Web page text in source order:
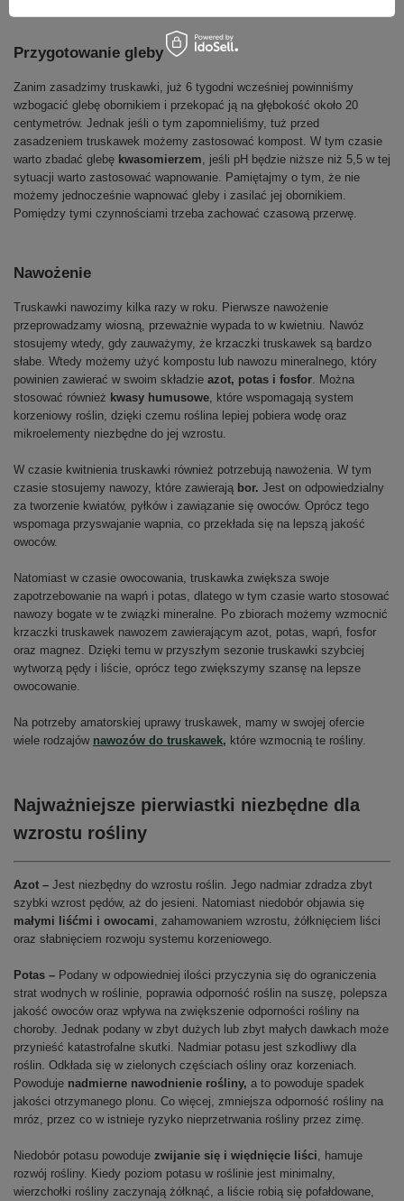
Przygotowanie gleby
Zanim zasadzimy truskawki, już 6 tygodni wcześniej powinniśmy
wzbogacić glebę obornikiem i przekopać ją na głębokość około 20
centymetrów. Jednak jeśli o tym zapomnieliśmy, tuż przed
zasadzeniem truskawek możemy zastosować kompost. W tym czasie
warto zbadać glebę kwasomierzem , jeśli pH będzie niższe niż 5,5 w tej
sytuacji warto zastosować wapnowanie. Pamiętajmy o tym, że nie
możemy jednocześnie wapnować gleby i zasilać jej obornikiem.
Pomiędzy tymi czynnościami trzeba zachować czasową przerwę.
Nawożenie
Truskawki nawozimy kilka razy w roku. Pierwsze nawożenie
przeprowadzamy wiosną, przeważnie wypada to w kwietniu. Nawóz
stosujemy wtedy, gdy zauważymy, że krzaczki truskawek są bardzo
słabe. Wtedy możemy użyć kompostu lub nawozu mineralnego, który
powinien zawierać w swoim składzie azot, potas i fosfor . Można
stosować również kwasy humusowe , które wspomagają system
korzeniowy roślin, dzięki czemu roślina lepiej pobiera wodę oraz
mikroelementy niezbędne do jej wzrostu.
W czasie kwitnienia truskawki również potrzebują nawożenia. W tym
czasie stosujemy nawozy, które zawierają bor. Jest on odpowiedzialny
za tworzenie kwiatów, pyłków i zawiązanie się owoców. Oprócz tego
wspomaga przyswajanie wapnia, co przekłada się na lepszą jakość
owoców.
Natomiast w czasie owocowania, truskawka zwiększa swoje
zapotrzebowanie na wapń i potas, dlatego w tym czasie warto stosować
nawozy bogate w te związki mineralne. Po zbiorach możemy wzmocnić
krzaczki truskawek nawozem zawierającym azot, potas, wapń, fosfor
oraz magnez. Dzięki temu w przyszłym sezonie truskawki szybciej
wytworzą pędy i liście, oprócz tego zwiększymy szansę na lepsze
owocowanie.
Na potrzeby amatorskiej uprawy truskawek, mamy w swojej ofercie
wiele rodzajów nawozów do truskawek, które wzmocnią te rośliny.
Najważniejsze pierwiastki niezbędne dla
wzrostu rośliny
Azot – Jest niezbędny do wzrostu roślin. Jego nadmiar zdradza zbyt
szybki wzrost pędów, aż do jesieni. Natomiast niedobór objawia się
małymi liśćmi i owocami , zahamowaniem wzrostu, żółknięciem liści
oraz słabnięciem rozwoju systemu korzeniowego.
Potas – Podany w odpowiedniej ilości przyczynia się do ograniczenia
strat wodnych w roślinie, poprawia odporność roślin na suszę, polepsza
jakość owoców oraz wpływa na zwiększenie odporności rośliny na
choroby. Jednak podany w zbyt dużych lub zbyt małych dawkach może
przynieść katastrofalne skutki. Nadmiar potasu jest szkodliwy dla
roślin. Odkłada się w zielonych częściach ośliny oraz korzeniach.
Powoduje nadmierne nawodnienie rośliny, a to powoduje spadek
jakości otrzymanego plonu. Co więcej, zmniejsza odporność rośliny na
mróz, przez co w istnieje ryzyko nieprzetrwania rośliny przez zimę.
Niedobór potasu powoduje zwijanie się i więdnięcie liści , hamuje
rozwój rośliny. Kiedy poziom potasu w roślinie jest minimalny,
wierzchołki rośliny zaczynają żółknąć, a liście robią się pofałdowane,